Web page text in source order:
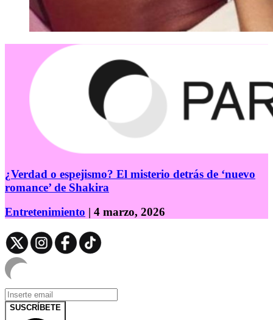
¿Verdad o espejismo? El misterio detrás de ‘nuevo
romance’ de Shakira
Entretenimiento | 4 marzo, 2026
SUSCRÍBETE